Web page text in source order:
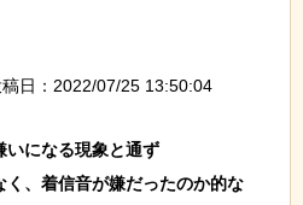
日：2022/07/25 13:50:04
いになる現象と通ず
、着信音が嫌だったのか的な